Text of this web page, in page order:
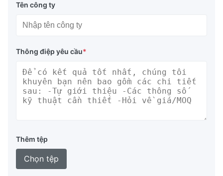
Tên công ty
Thông điệp yêu cầu*
Thêm tệp
Chọn tệp